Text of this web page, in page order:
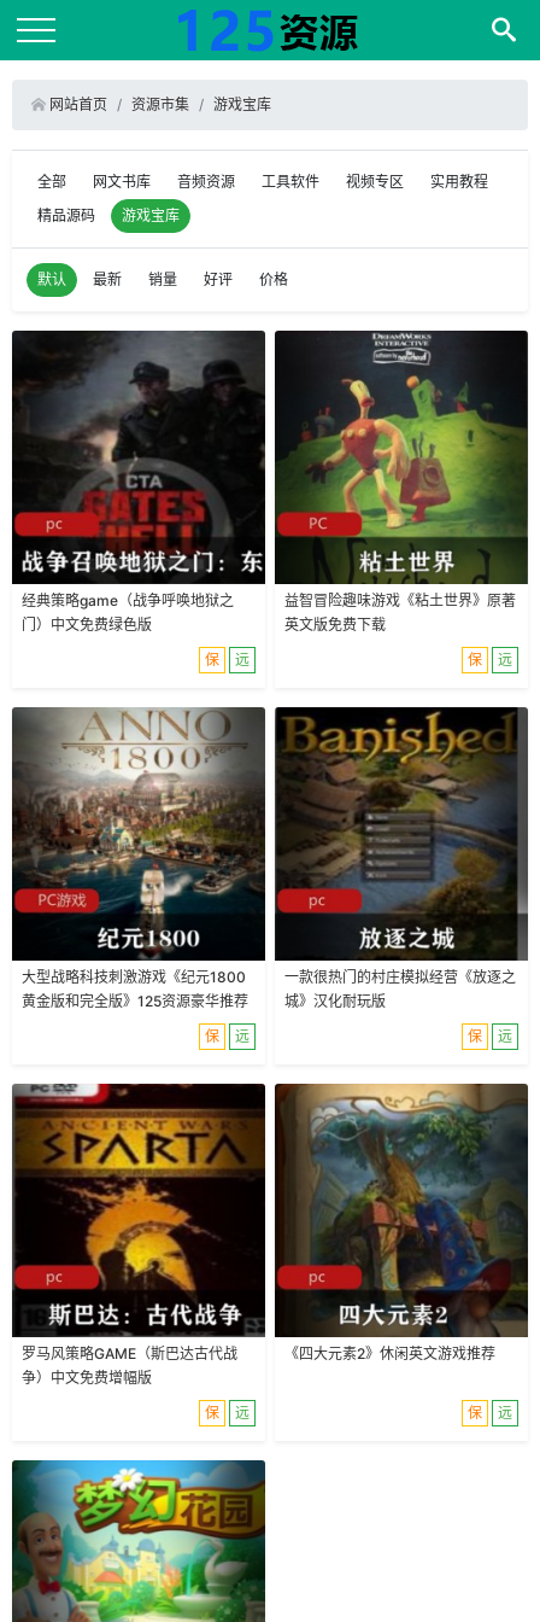
网站首页 资源市集 游戏宝库
全部 网文书库 音频资源 工具软件 视频专区
实用教程
精品源码
游戏宝库
默认 最新 销量 好评 价格
经典策略game（战争呼唤地狱之
门）中文免费绿色版
保
远
益智冒险趣味游戏《粘土世界》原著
英文版免费下载
保
远
大型战略科技刺激游戏《纪元1800
黄金版和完全版》125资源豪华推荐
保
远
一款很热门的村庄模拟经营《放逐之
城》汉化耐玩版
保
远
罗马风策略GAME（斯巴达古代战
争）中文免费增幅版
保
远
《四大元素2》休闲英文游戏推荐
保 远